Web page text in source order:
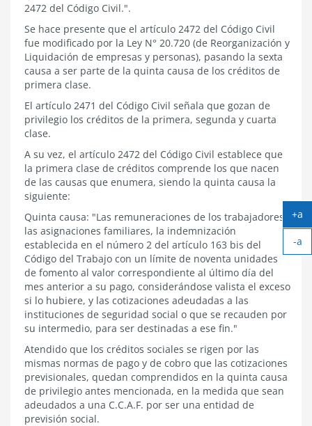
2472 del Código Civil.".
Se hace presente que el artículo 2472 del Código Civil
fue modificado por la Ley N° 20.720 (de Reorganización y
Liquidación de empresas y personas), pasando la sexta
causa a ser parte de la quinta causa de los créditos de
primera clase.
El artículo 2471 del Código Civil señala que gozan de
privilegio los créditos de la primera, segunda y cuarta
clase.
A su vez, el artículo 2472 del Código Civil establece que
la primera clase de créditos comprende los que nacen
de las causas que enumera, siendo la quinta causa la
siguiente:
Quinta causa: "Las remuneraciones de los trabajadores,
las asignaciones familiares, la indemnización
establecida en el número 2 del artículo 163 bis del
Código del Trabajo con un límite de noventa unidades
de fomento al valor correspondiente al último día del
mes anterior a su pago, considerándose valista el exceso
si lo hubiere, y las cotizaciones adeudadas a las
instituciones de seguridad social o que se recauden por
su intermedio, para ser destinadas a ese fin."
Atendido que los créditos sociales se rigen por las
mismas normas de pago y de cobro que las cotizaciones
previsionales, quedan comprendidos en la quinta causa
de privilegio antes mencionada, en la medida que sean
adeudados a una C.C.A.F. por ser una entidad de
previsión social.
+a
-a